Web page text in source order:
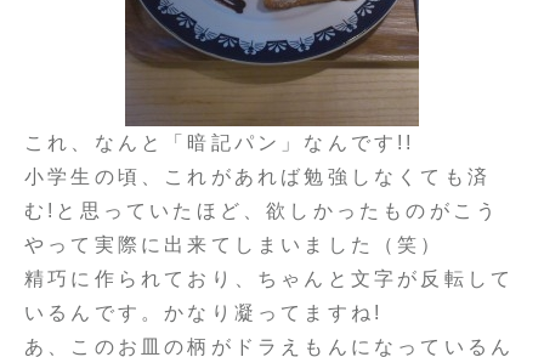
これ、なんと「暗記パン」なんです!!
小学生の頃、これがあれば勉強しなくても済
む!と思っていたほど、欲しかったものがこう
やって実際に出来てしまいました（笑）
精巧に作られており、ちゃんと文字が反転して
いるんです。かなり凝ってますね!
あ、このお皿の柄がドラえもんになっているん